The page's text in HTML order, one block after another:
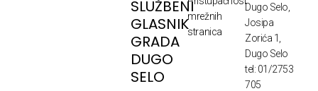
SLUŽBENI
GLASNIK
GRADA
DUGO
SELO
mrežnih
stranica
Dugo Selo,
Josipa
Zorića 1,
Dugo Selo
tel: 01/2753
705